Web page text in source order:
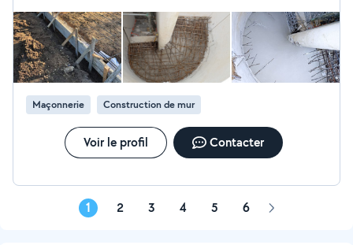
Maçonnerie Construction de mur
Voir le profil Contacter
1 2 3 4 5 6 Page